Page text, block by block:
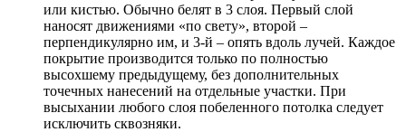
или кистью. Обычно белят в 3 слоя. Первый слой
наносят движениями «по свету», второй –
перпендикулярно им, и 3-й – опять вдоль лучей. Каждое
покрытие производится только по полностью
высохшему предыдущему, без дополнительных
точечных нанесений на отдельные участки. При
высыхании любого слоя побеленного потолка следует
исключить сквозняки.